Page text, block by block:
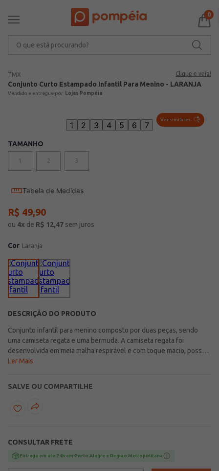
0
TMX Clique e veja!
Conjunto Curto Estampado Infantil Para Menino - LARANJA
Lojas Pompéia
Ver similares
1 2 3 4 5 6 7
TAMANHO
1 2 3
Tabela de Medidas
R$ 49,90
ou 4x de R$ 12,47 sem juros
Cor Laranja
DESCRIÇÃO DO PRODUTO
Conjunto infantil para menino composto por duas peças, sendo
uma camiseta regata e uma bermuda. A camiseta regata foi
desenvolvida em meia malha respirável e com toque macio, possui
gola redonda, mangas cavadas e acabamentos simples. Conta com
ecológica, conhecida por ser leve, além de contar com uma
aparência mais rústica e elegante. Ela possui cós elástico e
acabamentos simples. Os conjuntos são super versáteis, pois com
Moletinho\nComposição Camiseta: 100% algodão\nComposição
Bermuda: 67% poliéster, 25% algodão, 08% linho
Ler Mais
SALVE OU COMPARTILHE
CONSULTAR FRETE
Entrega em ate 24h em Porto Alegre e Regiao Metropolitana